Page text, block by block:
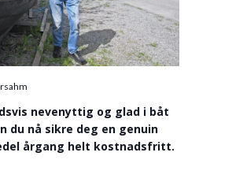
nevenyttig og glad i båt
du nå sikre deg en genuin
årgang helt kostnadsfritt.